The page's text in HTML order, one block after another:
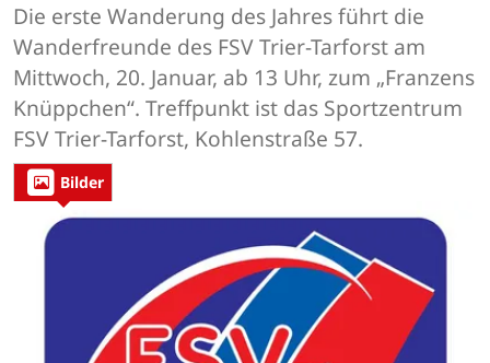
Die erste Wanderung des Jahres führt die
Wanderfreunde des FSV Trier-Tarforst am
Mittwoch, 20. Januar, ab 13 Uhr, zum „Franzens
Knüppchen“. Treffpunkt ist das Sportzentrum
FSV Trier-Tarforst, Kohlenstraße 57.
Bilder